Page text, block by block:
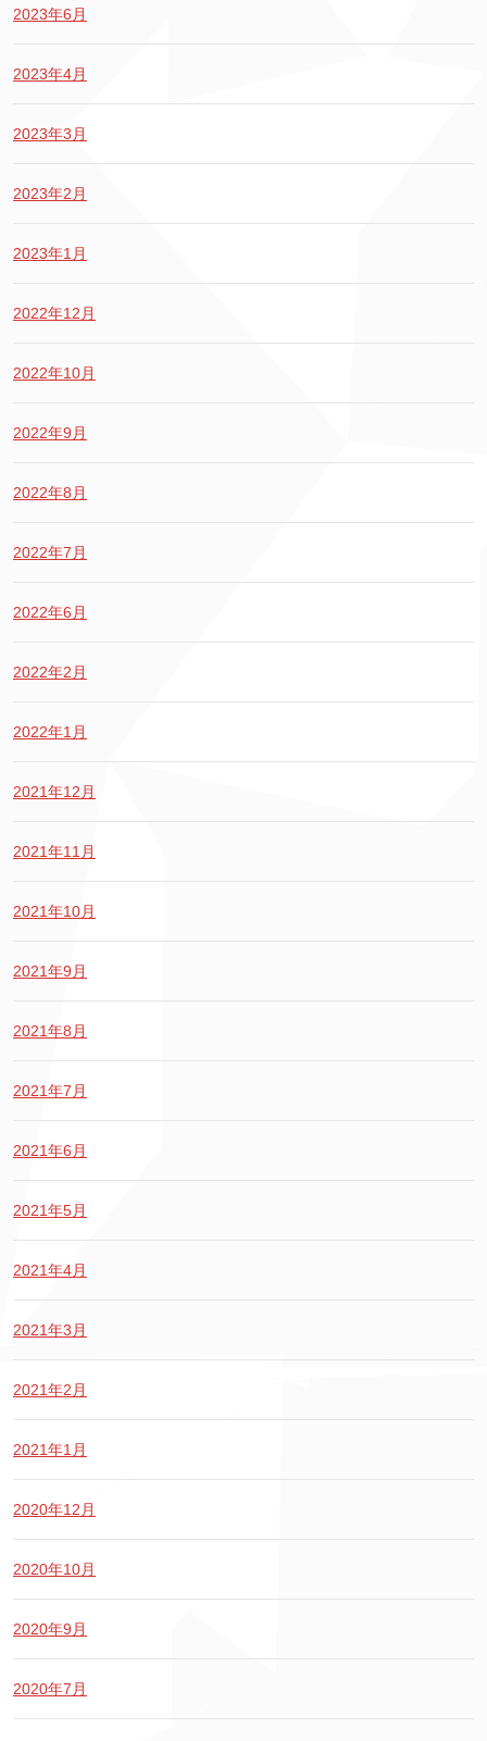
2023年6月
2023年4月
2023年3月
2023年2月
2023年1月
2022年12月
2022年10月
2022年9月
2022年8月
2022年7月
2022年6月
2022年2月
2022年1月
2021年12月
2021年11月
2021年10月
2021年9月
2021年8月
2021年7月
2021年6月
2021年5月
2021年4月
2021年3月
2021年2月
2021年1月
2020年12月
2020年10月
2020年9月
2020年7月